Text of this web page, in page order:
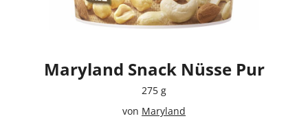
Maryland Snack Nüsse Pur
275 g
von Maryland